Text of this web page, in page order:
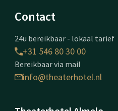
Contact
24u bereikbaar - lokaal tarief
+31 546 80 30 00
Bereikbaar via mail
info@theaterhotel.nl